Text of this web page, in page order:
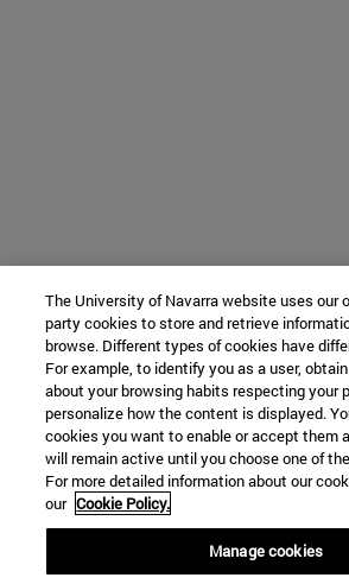
The University of Navarra website uses our
party cookies to store and retrieve
browse. Different types of cookies have
For example, to identify you as a user,
about your browsing habits respecting your
personalize how the content is displayed.
cookies you want to enable or accept them
will remain active until you choose one of
For more detailed information about our
our Cookie Policy.
Manage cookies